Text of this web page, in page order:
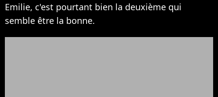
Emilie, c'est pourtant bien la deuxième qui
semble être la bonne.